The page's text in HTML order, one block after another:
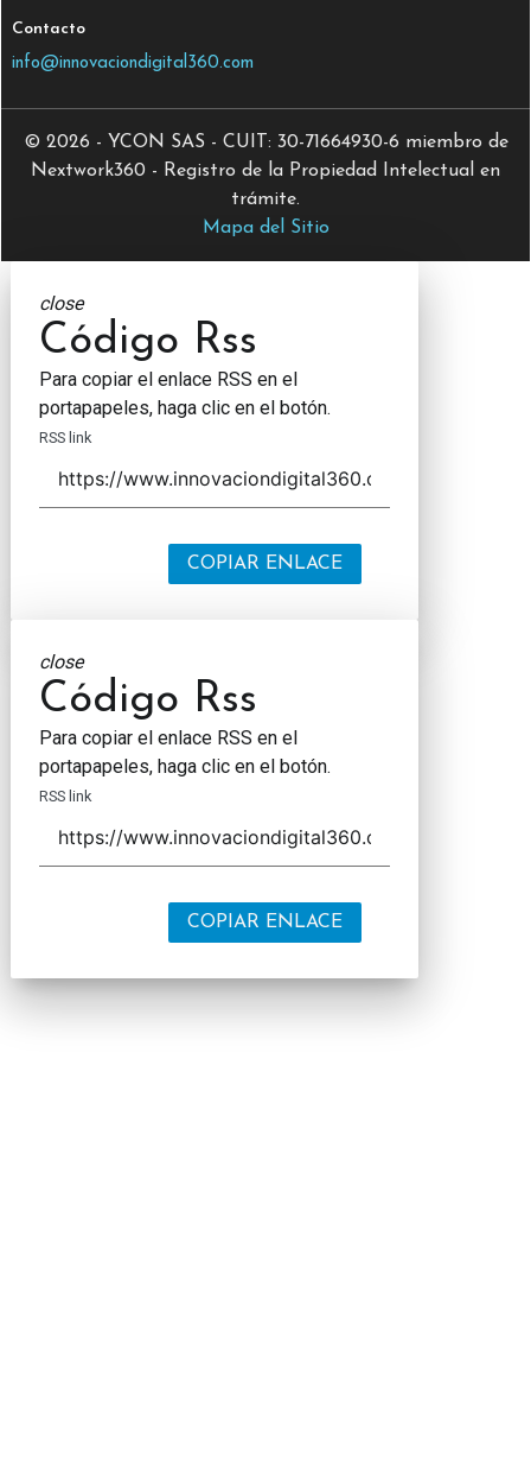
Contacto
info@innovaciondigital360.com
© 2026 - YCON SAS - CUIT: 30-71664930-6 miembro de
Nextwork360 - Registro de la Propiedad Intelectual en
trámite.
Mapa del Sitio
close
Código Rss
Para copiar el enlace RSS en el
portapapeles, haga clic en el botón.
RSS link
COPIAR ENLACE
close
Código Rss
Para copiar el enlace RSS en el
portapapeles, haga clic en el botón.
RSS link
COPIAR ENLACE